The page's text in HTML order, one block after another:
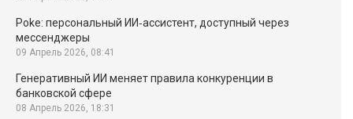
Poke: персональный ИИ‑ассистент, доступный через
мессенджеры
09 Апрель 2026, 08:41
Генеративный ИИ меняет правила конкуренции в
банковской сфере
08 Апрель 2026, 18:31